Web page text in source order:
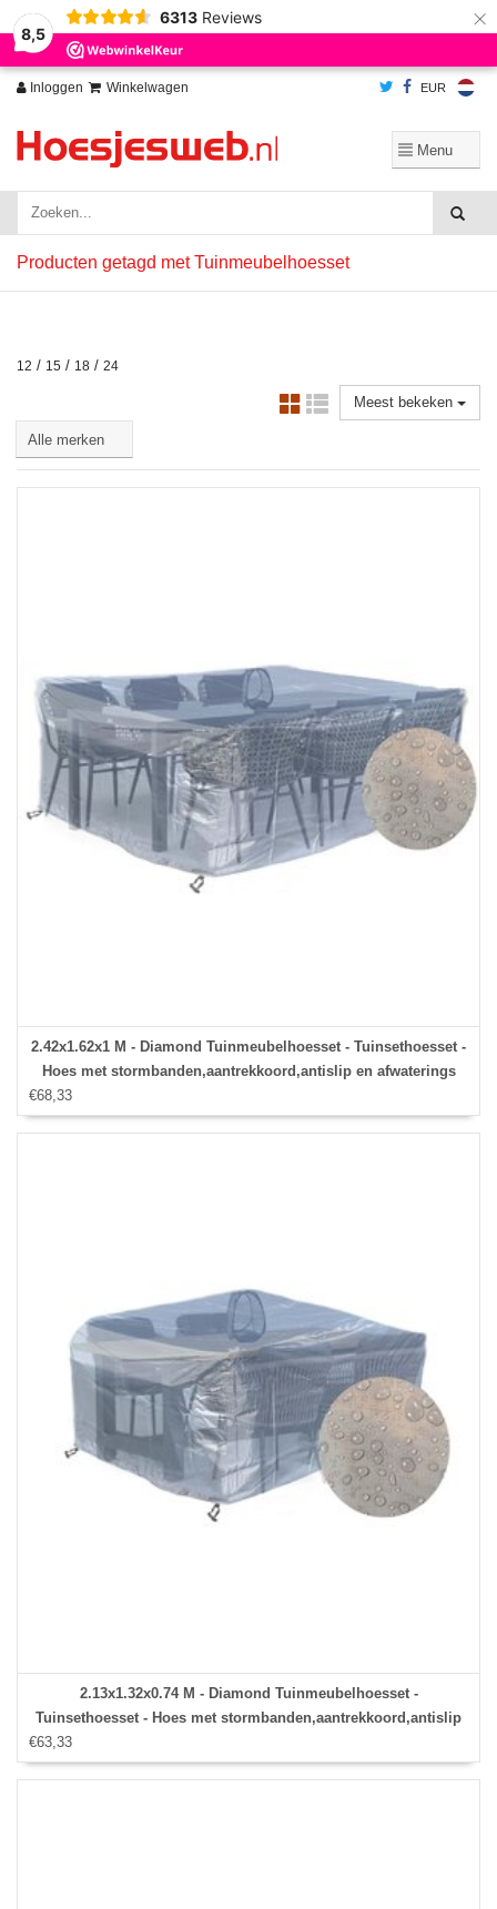
8,5
6313 Reviews ×
Inloggen Winkelwagen EUR
Producten getagd met Tuinmeubelhoesset
12 / 15 / 18 / 24
Meest bekeken
2.42x1.62x1 M - Diamond Tuinmeubelhoesset - Tuinsethoesset -
Hoes met stormbanden,aantrekkoord,antislip en afwaterings
€68,33
2.13x1.32x0.74 M - Diamond Tuinmeubelhoesset -
Tuinsethoesset - Hoes met stormbanden,aantrekkoord,antislip
€63,33
Wij slaan cookies op om onze website te verbeteren. Is dat akkoord?
Ja
Nee